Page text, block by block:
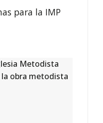
para la IMP